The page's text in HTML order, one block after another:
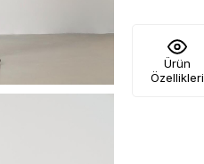
Ürün
Özellikleri